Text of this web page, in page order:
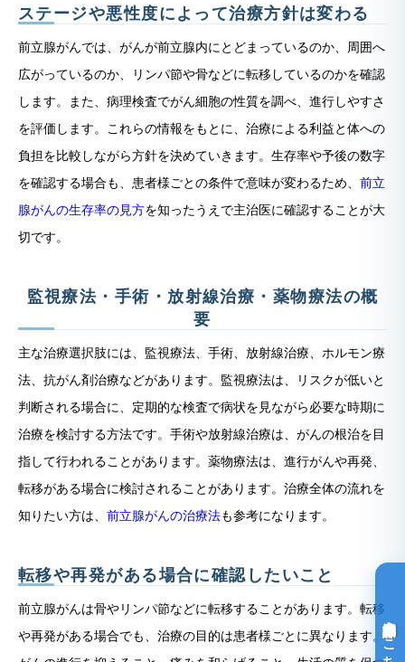
ステージや悪性度によって治療方針は変わる
前立腺がんでは、がんが前立腺内にとどまっているのか、周囲へ
広がっているのか、リンパ節や骨などに転移しているのかを確認
します。また、病理検査でがん細胞の性質を調べ、進行しやすさ
を評価します。これらの情報をもとに、治療による利益と体への
負担を比較しながら方針を決めていきます。生存率や予後の数字
を確認する場合も、患者様ごとの条件で意味が変わるため、 前立
腺がんの生存率の見方を知ったうえで主治医に確認することが大
切です。
監視療法・手術・放射線治療・薬物療法の概
要
主な治療選択肢には、監視療法、手術、放射線治療、ホルモン療
法、抗がん剤治療などがあります。監視療法は、リスクが低いと
判断される場合に、定期的な検査で病状を見ながら必要な時期に
治療を検討する方法です。手術や放射線治療は、がんの根治を目
指して行われることがあります。薬物療法は、進行がんや再発、
転移がある場合に検討されることがあります。治療全体の流れを
知りたい方は、 前立腺がんの治療法も参考になります。
転移や再発がある場合に確認したいこと
前立腺がんは骨やリンパ節などに転移することがあります。転移
や再発がある場合でも、治療の目的は患者様ごとに異なります。光免疫療法詳細はこちら